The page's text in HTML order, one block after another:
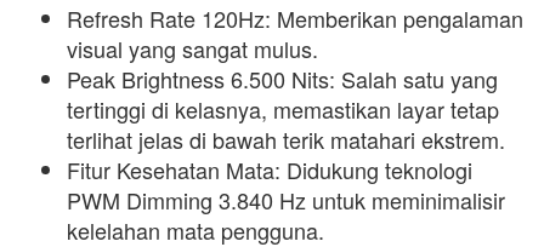
Refresh Rate 120Hz: Memberikan pengalaman
visual yang sangat mulus.
Peak Brightness 6.500 Nits: Salah satu yang
tertinggi di kelasnya, memastikan layar tetap
terlihat jelas di bawah terik matahari ekstrem.
Fitur Kesehatan Mata: Didukung teknologi
PWM Dimming 3.840 Hz untuk meminimalisir
kelelahan mata pengguna.